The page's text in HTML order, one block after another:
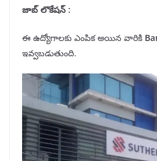
జాబ్ లొకేషన్ :
ఈ ఉద్యోగాలకు ఎంపిక అయిన వారికి
ఇవ్వబడుతుంది.